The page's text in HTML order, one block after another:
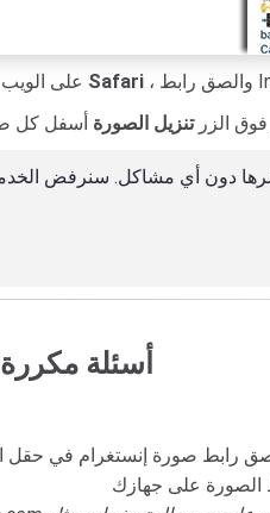
Safari
فوق الزرتنزيل الصورة
أسئلة مكررة